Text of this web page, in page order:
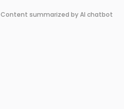
Content summarized by AI chatbot